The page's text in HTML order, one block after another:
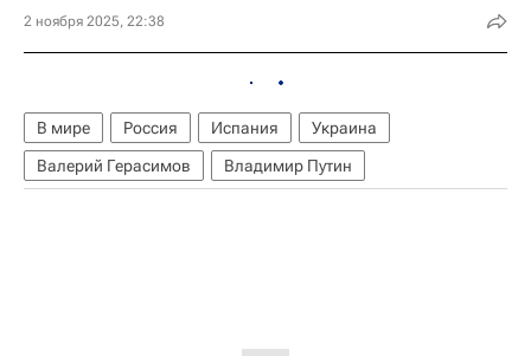
2 ноября 2025, 22:38
В мире Россия Испания
Украина
Валерий Герасимов
Владимир Путин